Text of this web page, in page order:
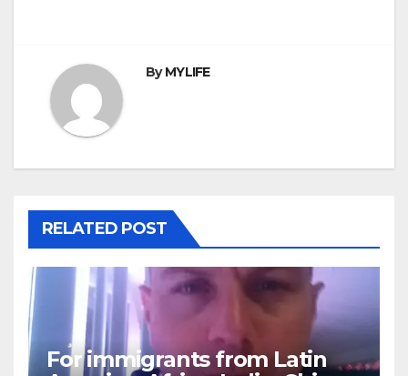
ByMYLIFE
RELATED POST
For immigrants from Latin